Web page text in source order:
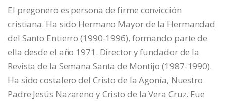
El pregonero es persona de firme convicción
cristiana. Ha sido Hermano Mayor de la Hermandad
del Santo Entierro (1990-1996), formando parte de
ella desde el año 1971. Director y fundador de la
Revista de la Semana Santa de Montijo (1987-1990).
Ha sido costalero del Cristo de la Agonía, Nuestro
Padre Jesús Nazareno y Cristo de la Vera Cruz. Fue